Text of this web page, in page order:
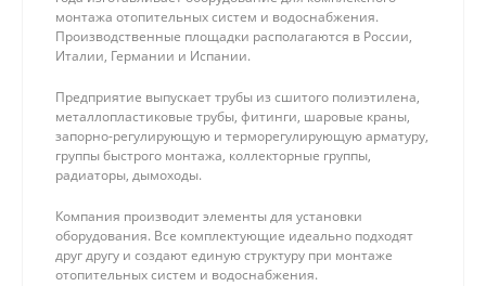
монтажа отопительных систем и водоснабжения.
Производственные площадки располагаются в России,
Италии, Германии и Испании.
Предприятие выпускает трубы из сшитого полиэтилена,
металлопластиковые трубы, фитинги, шаровые краны,
запорно-регулирующую и терморегулирующую арматуру,
группы быстрого монтажа, коллекторные группы,
радиаторы, дымоходы.
Компания производит элементы для установки
оборудования. Все комплектующие идеально подходят
друг другу и создают единую структуру при монтаже
отопительных систем и водоснабжения.